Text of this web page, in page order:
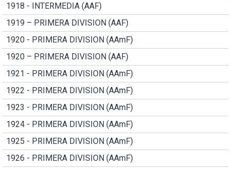
1918 - INTERMEDIA (AAF)
1919 – PRIMERA DIVISION (AAF)
1920 - PRIMERA DIVISION (AAmF)
1920 – PRIMERA DIVISION (AAF)
1921 - PRIMERA DIVISION (AAmF)
1922 - PRIMERA DIVISION (AAmF)
1923 - PRIMERA DIVISION (AAmF)
1924 - PRIMERA DIVISION (AAmF)
1925 - PRIMERA DIVISION (AAmF)
1926 - PRIMERA DIVISION (AAmF)